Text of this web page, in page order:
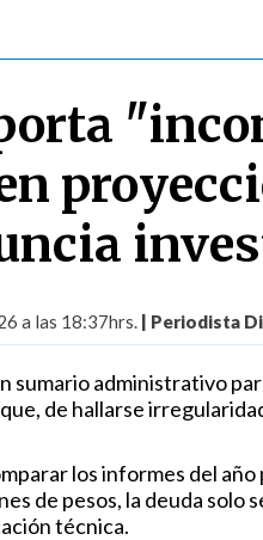
a las 18:37hrs. | Periodista
sumario administrativo
de hallarse
los informes del
de pesos, la deuda solo
técnica.